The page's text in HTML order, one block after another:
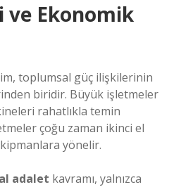
ve Ekonomik
toplumsal güç ilişkilerinin
biridir. Büyük işletmeler
rahatlıkla temin
çoğu zaman ikinci el
yönelir.
adalet kavramı, yalnızca